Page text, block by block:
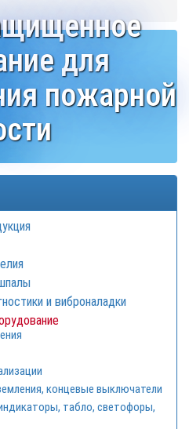
для
пожарной
и виброналадки
концевые выключатели
табло, светофоры,